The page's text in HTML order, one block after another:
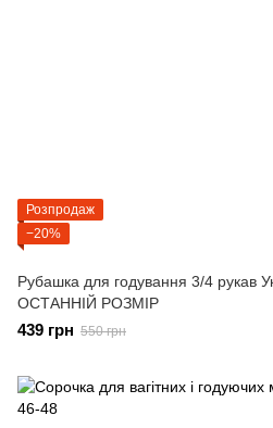
Розпродаж
−20%
Рубашка для годування 3/4 рукав
ОСТАННІЙ РОЗМІР
439 грн 550 грн